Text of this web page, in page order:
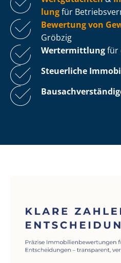
lungfür
Bewertung von
Gröbzig
Wertermittlungfür
Steuerliche